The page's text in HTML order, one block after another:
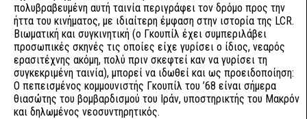
πολυβραβευμένη αυτή ταινία περιγράφει τον δρόμο προς την
ήττα του κινήματος, με ιδιαίτερη έμφαση στην ιστορία της LCR.
Βιωματική και συγκινητική (ο Γκουπίλ έχει συμπεριλάβει
προσωπικές σκηνές τις οποίες είχε γυρίσει ο ίδιος, νεαρός
ερασιτέχνης ακόμη, πολύ πριν σκεφτεί καν να γυρίσει τη
συγκεκριμένη ταινία), μπορεί να ιδωθεί και ως προειδοποίηση:
Ο πεπεισμένος κομμουνιστής Γκουπίλ του ’68 είναι σήμερα
θιασώτης του βομβαρδισμού του Ιράν, υποστηρικτής του Μακρόν
και δηλωμένος νεοσυντηρητικός.